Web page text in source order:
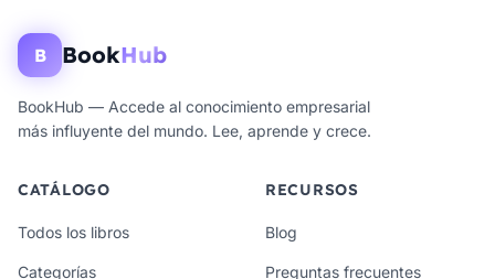
B BookHub
BookHub — Accede al conocimiento empresarial
más influyente del mundo. Lee, aprende y crece.
CATÁLOGO
Todos los libros
Categorías
RECURSOS
Blog
Preguntas frecuentes